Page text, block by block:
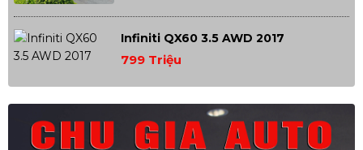
Infiniti QX60 3.5 AWD 2017
799 Triệu